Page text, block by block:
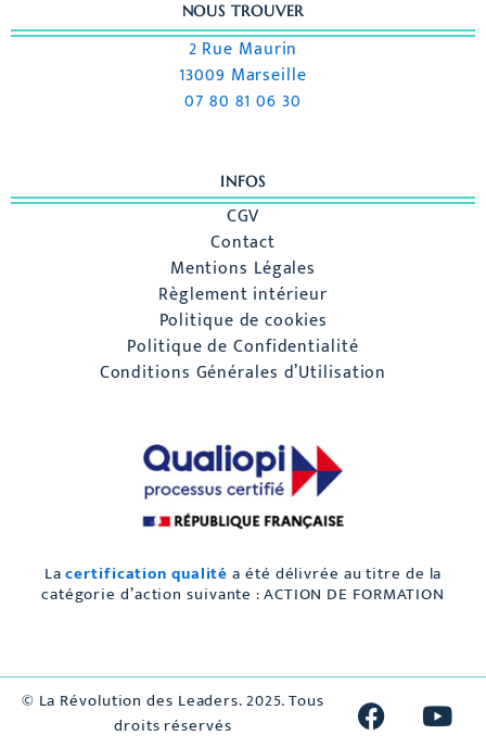
NOUS TROUVER
2 Rue Maurin
13009 Marseille
07 80 81 06 30
INFOS
CGV
Contact
Mentions Légales
Règlement intérieur
Politique de cookies
Politique de Confidentialité
Conditions Générales d’Utilisation
Lacertification qualité a été délivrée au titre de la
catégorie d’action suivante : ACTION DE FORMATION
© La Révolution des Leaders. 2025. Tous
droits réservés
F
a
Y
o